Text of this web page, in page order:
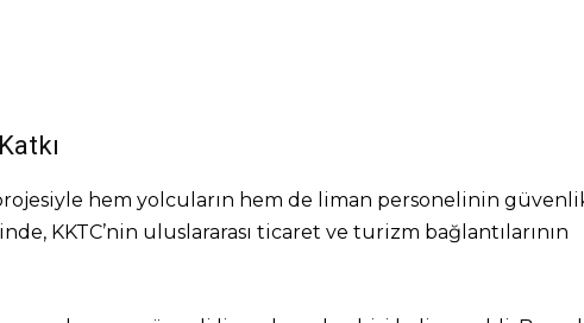
hem yolcuların hem de liman personelinin
KKTC’nin uluslararası ticaret ve turizm bağlantılarının